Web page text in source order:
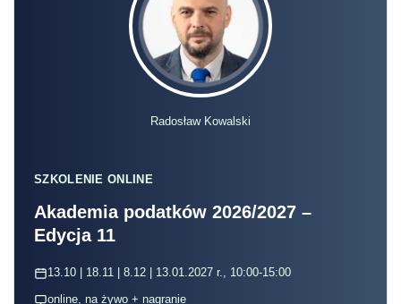
Radosław Kowalski
SZKOLENIE ONLINE
Akademia podatków 2026/2027 –
Edycja 11
13.10 | 18.11 | 8.12 | 13.01.2027 r., 10:00-15:00
online, na żywo + nagranie